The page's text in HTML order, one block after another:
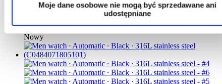
Moje dane osobowe nie mogą być sprzedawane ani
udostępniane
1 890 zł
Znajdź sklep
Nowy